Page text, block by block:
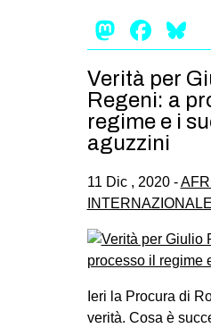
Verità per
Regeni: a
regime e i
aguzzini
11 Dic , 2020 -
INTERNAZIONALE
Ieri la Procura di
verità. Cosa è